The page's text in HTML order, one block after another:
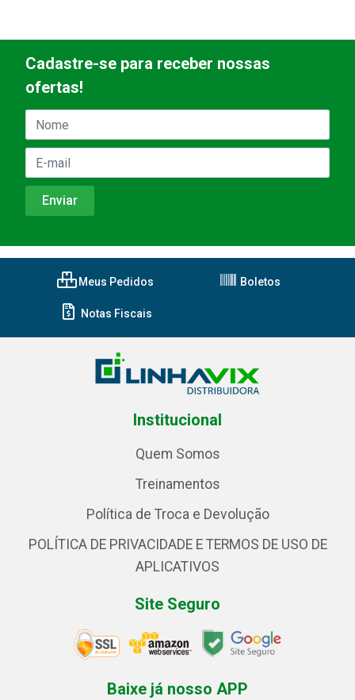
Cadastre-se para receber nossas
ofertas!
Meus Pedidos Boletos
Notas Fiscais
Institucional
Quem Somos
Treinamentos
Política de Troca e Devolução
POLÍTICA DE PRIVACIDADE E TERMOS DE USO DE
APLICATIVOS
Site Seguro
Baixe já nosso APP